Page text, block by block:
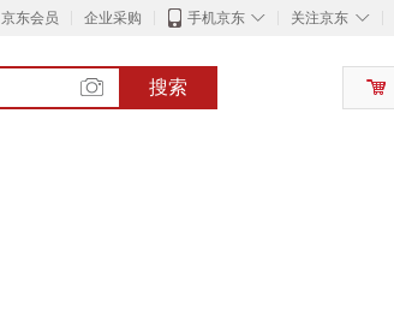
京东会员 企业采购 ◇
手机京东 ◇
关注京东
搜索